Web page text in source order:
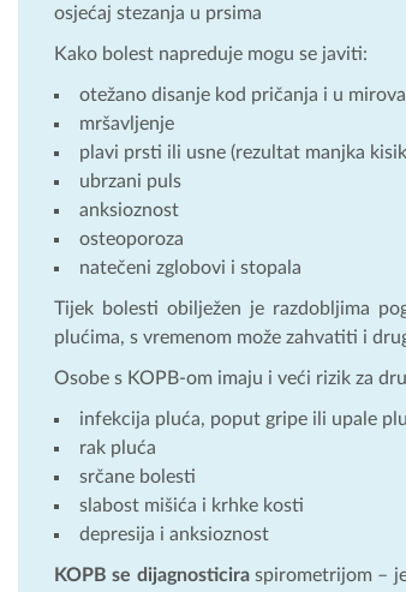
osjećaj stezanja u prsima
Kako bolest napreduje mogu se javiti:
otežano disanje kod pričanja i u
mršavljenje
plavi prsti ili usne (rezultat manjka
ubrzani puls
anksioznost
osteoporoza
natečeni zglobovi i stopala
Tijek bolesti obilježen je razdobljima
plućima, s vremenom može zahvatiti i
Osobe s KOPB-om imaju i veći rizik za
infekcija pluća, poput gripe ili upale
rak pluća
srčane bolesti
slabost mišića i krhke kosti
depresija i anksioznost
KOPB se dijagnosticiraspirometrijom –